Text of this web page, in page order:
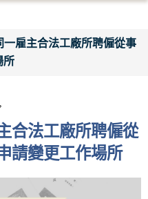
一雇主合法工廠所聘僱從事
所
合法工廠所聘僱從
請變更工作場所